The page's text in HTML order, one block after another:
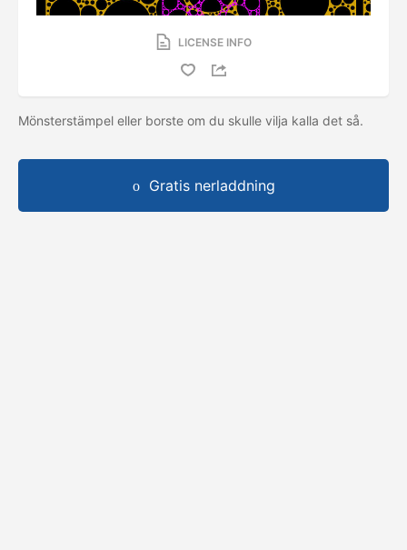
LICENSE INFO
Mönsterstämpel eller borste om du skulle vilja kalla det så.
Gratis nerladdning